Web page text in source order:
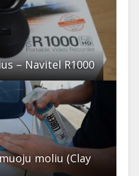
– Navitel R1000
moliu (Clay